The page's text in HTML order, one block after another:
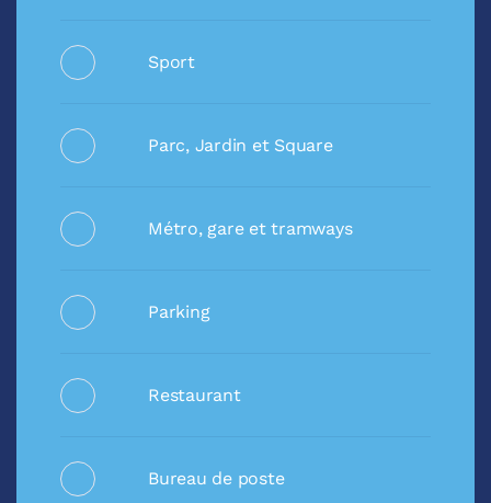
Sport
Parc, Jardin et Square
Métro, gare et tramways
Parking
Restaurant
Bureau de poste